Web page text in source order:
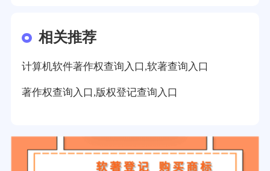
相关推荐
计算机软件著作权查询入口,软著查询入口
著作权查询入口,版权登记查询入口